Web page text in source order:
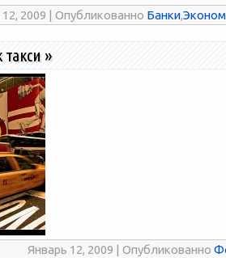
2009 | Опубликованно Банки,
»
Январь 12, 2009 | Опубликованно